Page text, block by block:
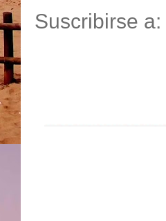
Suscribirse a: